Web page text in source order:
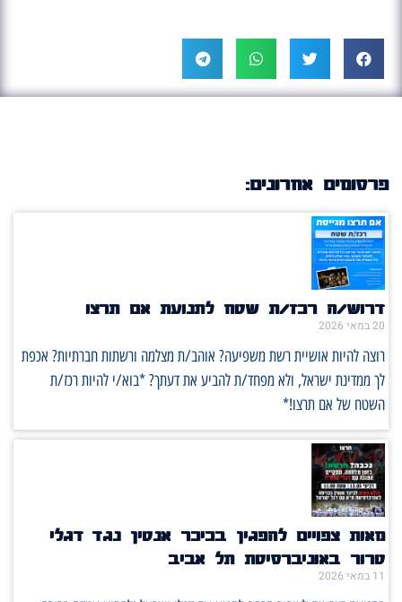
פרסומים אחרונים:
דרוש/ה רכז/ת שטח לתנועת אם תרצו
20 במאי 2026
רוצה להיות אושיית רשת משפיעה? אוהב/ת מצלמה ורשתות חברתיות? אכפת
לך ממדינת ישראל, ולא מפחד/ת להביע את דעתך? *בוא/י להיות רכז/ת
השטח של אם תרצו!*
מאות צפויים להפגין בכיכר אנטין נגד דגלי
טרור באוניברסיטת תל אביב
11 במאי 2026